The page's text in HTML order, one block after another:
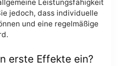
Leistungsfähigkeit
jedoch, dass individuelle
und eine regelmäßige
erste Effekte ein?